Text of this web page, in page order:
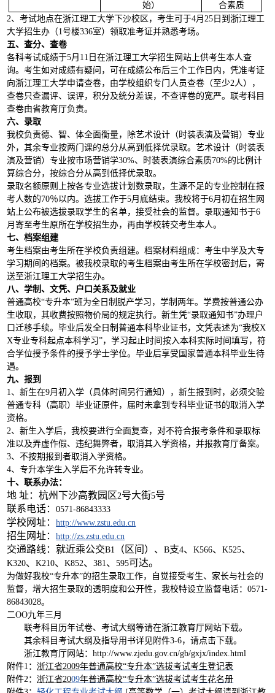
始）
合素质
2、考试地点在浙江理工大学下沙校区，考生可于4月25 日 到浙江理工
大学招生办（1号楼336室）领取准考证并熟悉考场。
五、查分、查卷
各科考试成绩于5月 11 日在浙江理工大学招生网站上供考生本人查
询。考生如对成绩有疑问，可在成绩公布后三个工作日内，凭准考证
向浙江理工大学申请查卷，由学校组织专门人员查卷（至少2人），
查卷只查漏评、误评，积分及统分差误，不查评卷的宽严。联考科目
查卷由省教育厅负责。
六、录取
我校负责德、智、体全面衡量，除艺术设计（时装表演及营销）专业
外，其余专业按两门课的总分从高到低择优录取。艺术设计（时装表
演及营销）专业按市场营销学30%、时装表演综合素质70%的比例计
算综合分，按综合分从高到低择优录取。
录取名额原则上按各专业选拔计划数录取，生源不足的专业控制在报
考人数的70％以内。选拔工作于5月底结束。我校将于6月初在招生网
站上公布被选拔录取学生的名单，接受社会的监督。录取通知书于6
月寄至考生原所在学校招生办，再由学校转交考生本人。
七、档案组建
考生档案由考生所在学校负责组建。档案材料组成：考生中学及大专
学习期间的档案。被我校录取的考生档案由考生所在学校密封后，寄
送至浙江理工大学招生办。
八、学制、文凭、户口关系及就业
普通高校“专升本”班为全日制脱产学习，学制两年。学费按普通公办
生收取，其收费按照物价局的规定执行。新生凭“录取通知书”办理户
口迁移手续。毕业后发全日制普通本科毕业证书，文凭表述为“我校X
X专业专科起点本科学习”，学习起止时间按入本科实际时间填写，符
合学位授予条件的授予学士学位。毕业后享受国家普通本科毕业生待
遇。
九、报到
1、新生在9月初入学（具体时间另行通知），新生报到时，必须交验
普通专科（高职）毕业证原件，届时未拿到专科毕业证书的取消入学
资格。
2、新生入学后，我校要进行全面复查，对不符合报考条件和录取标
准以及弄虚作假、违纪舞弊者，取消其入学资格，并报教育厅备案。
3、不按期报到者取消入学资格。
4、专升本学生入学后不允许转专业。
十、联系办法：
地 址：杭州下沙高教园区2号大街5号
联系电话：0571-86843333
学校网址：http://www.zstu.edu.cn
招生网址：http://zs.zstu.edu.cn
交通路线：就近乘公交B1 （区间）、B支4、K566、K525、
K320、K210、K852、381、595可达。
为做好我校“专升本”的招生录取工作，自觉接受考生、家长与社会的
监督，增大招生录取的透明度和公开性，我校特设立监督电话：0571-
86843028。
二OO九年三月
联考科目历年试卷、考试大纲等请在浙江教育厅网站下载。
其余科目考试大纲及指导用书详见附件3-6，请点击下载。
浙江教育厅网站：http://www.zjedu.gov.cn/gb/gxjx/index.html
附件1 ：浙江省2009年普通高校“专升本”选拔考试考生登记表
附件2：浙江省2009年普通高校“专升本”选拔考试考生花名册